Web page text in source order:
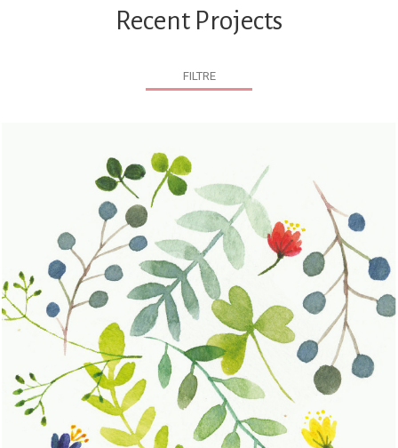
Recent Projects
FILTRE